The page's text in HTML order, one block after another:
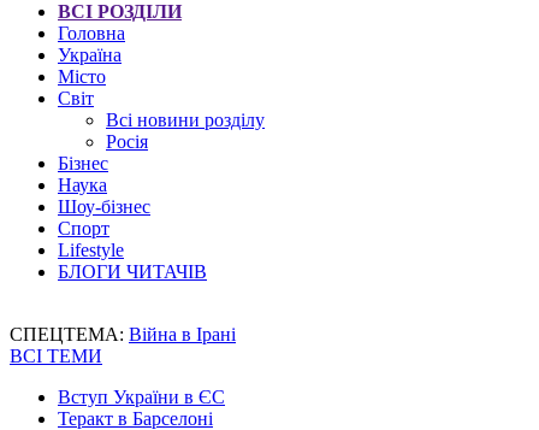
ВСІ РОЗДІЛИ
Головна
Україна
Місто
Світ
Всі новини розділу
Росія
Бізнес
Наука
Шоу-бізнес
Спорт
Lifestyle
БЛОГИ ЧИТАЧІВ
СПЕЦТЕМА: Війна в Ірані
ВСІ ТЕМИ
Вступ України в ЄС
Теракт в Барселоні